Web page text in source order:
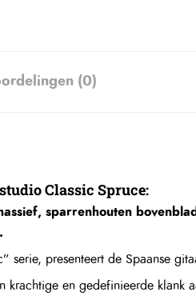
(0)
Classic Spruce:
sparrenhouten
serie, presenteert de Spaanse
krachtige en gedefinieerde